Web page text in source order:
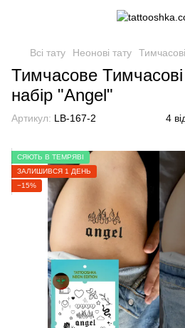
Всі тату Неонові тату
Тимчасове Тимчасові
набір "Angel"
Артикул: LB-167-2 4
СЯЮТЬ В ТЕМРЯВІ
ЗАЛИШИВСЯ 1 ДЕНЬ
−15%